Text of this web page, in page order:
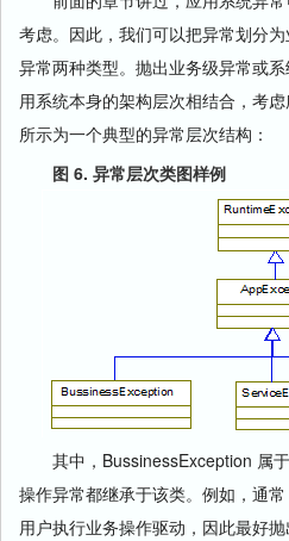
考虑。因此，我们可以把异常划分
异常两种类型。抛出业务级异常或
用系统本身的架构层次相结合，考
所示为一个典型的异常层次结构：
图 6. 异常层次类图样例
其中，BussinessException 属于
操作异常都继承于该类。例如，通
用户执行业务操作驱动，因此最好抛